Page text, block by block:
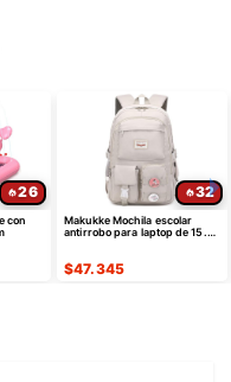
26
con
32
Makukke Mochila escolar
antirrobo para laptop de 15.6"
$47.345